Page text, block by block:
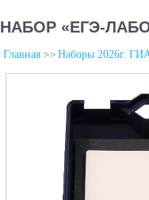
НАБОР «ЕГЭ-
Главная Наборы 2026г.